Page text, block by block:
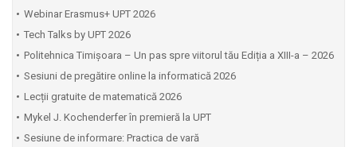
Webinar Erasmus+ UPT 2026
Tech Talks by UPT 2026
Politehnica Timișoara – Un pas spre viitorul tău Ediția a XIII-a – 2026
Sesiuni de pregătire online la informatică 2026
Lecții gratuite de matematică 2026
Mykel J. Kochenderfer în premieră la UPT
Sesiune de informare: Practica de vară